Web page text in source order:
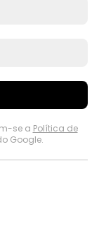
se a Política de
Google.